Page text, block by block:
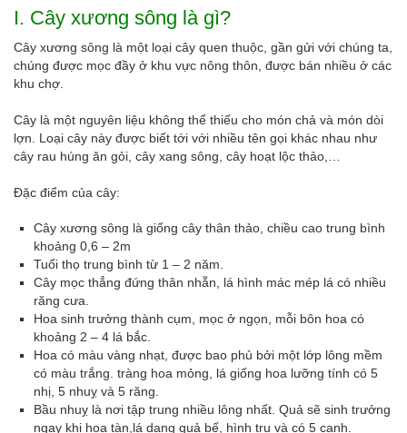
I. Cây xương sông là gì?
Cây xương sông là một loại cây quen thuộc, gần gửi với chúng ta,
chúng được mọc đầy ở khu vực nông thôn, được bán nhiều ở các
khu chợ.
Cây là một nguyên liệu không thể thiếu cho món chả và món dòi
lợn. Loại cây này được biết tới với nhiều tên gọi khác nhau như
cây rau húng ăn gỏi, cây xang sông, cây hoạt lộc thảo,…
Đặc điểm của cây:
Cây xương sông là giống cây thân thảo, chiều cao trung bình
khoảng 0,6 – 2m
Tuổi thọ trung bình từ 1 – 2 năm.
Cây mọc thẳng đứng thân nhẵn, lá hình mác mép lá có nhiều
răng cưa.
Hoa sinh trưởng thành cụm, mọc ở ngọn, mỗi bôn hoa có
khoảng 2 – 4 lá bắc.
Hoa có màu vàng nhạt, được bao phủ bởi một lớp lông mềm
có màu trắng. tràng hoa mỏng, lá giống hoa lưỡng tính có 5
nhị, 5 nhuỵ và 5 răng.
Bầu nhuỵ là nơi tập trung nhiều lông nhất. Quả sẽ sinh trưởng
ngay khi hoa tàn,lá dạng quả bế, hình trụ và có 5 cạnh.